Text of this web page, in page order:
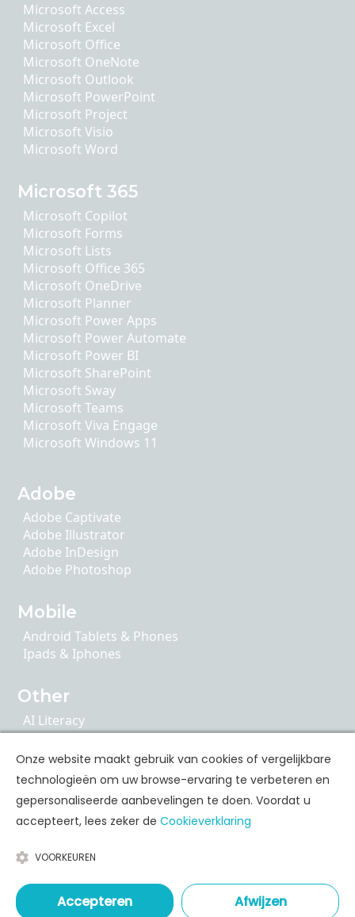
Microsoft Access
Microsoft Excel
Microsoft Office
Microsoft OneNote
Microsoft Outlook
Microsoft PowerPoint
Microsoft Project
Microsoft Visio
Microsoft Word
Microsoft 365
Microsoft Copilot
Microsoft Forms
Microsoft Lists
Microsoft Office 365
Microsoft OneDrive
Microsoft Planner
Microsoft Power Apps
Microsoft Power Automate
Microsoft Power BI
Microsoft SharePoint
Microsoft Sway
Microsoft Teams
Microsoft Viva Engage
Microsoft Windows 11
Adobe
Adobe Captivate
Adobe Illustrator
Adobe InDesign
Adobe Photoshop
Mobile
Android Tablets & Phones
Ipads & Iphones
Other
AI Literacy
Articulate 360
ChatGPT
Cybersecurity
Google Apps
Communication
Leadership & Coaching
Time & Stress Management
Onze website maakt gebruik van cookies of vergelijkbare
technologieën om uw browse-ervaring te verbeteren en
gepersonaliseerde aanbevelingen te doen. Voordat u
accepteert, lees zeker de Cookieverklaring
VOORKEUREN
Accepteren Afwijzen